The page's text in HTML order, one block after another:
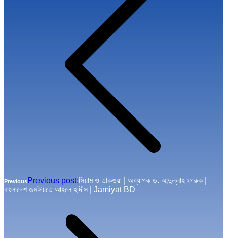
PreviousPrevious post:সিয়াম ও তাকওয়া | অধ্যাপক ড. আব্দুল্লাহ ফারুক |
বাংলাদেশ জমঈয়তে আহলে হাদীস | Jamiyat BD